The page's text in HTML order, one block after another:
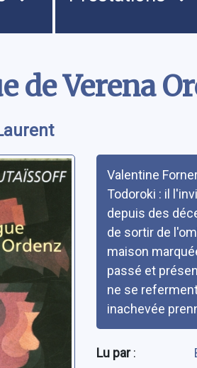
de Verena
Valentine
Todoroki : il
depuis des
de sortir de
maison
passé et
ne se
inachevée
Lu par: